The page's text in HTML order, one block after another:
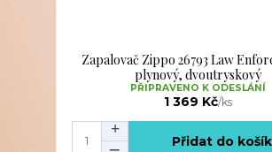
Zapalovač Zippo 26793 Law
plynový, dvoutryskový
1 369 Kč/ks
PŘIPRAVENO K ODESLÁNÍ
Přidat do